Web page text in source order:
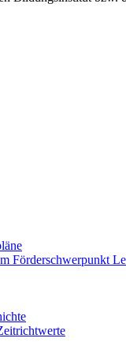
Förderschwerpunkt